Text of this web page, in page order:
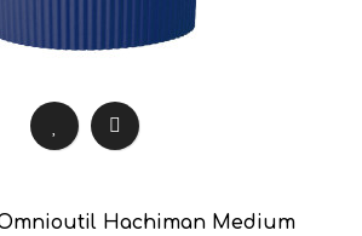
Hachiman Medium